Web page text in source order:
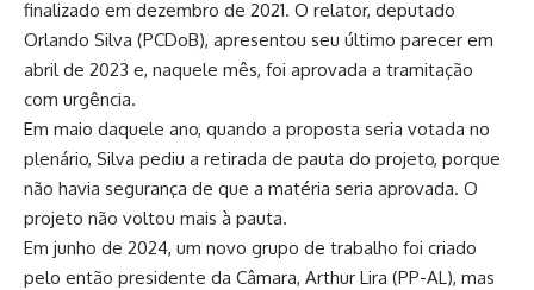
finalizado em dezembro de 2021. O relator, deputado
Orlando Silva (PCDoB), apresentou seu último parecer em
abril de 2023 e, naquele mês, foi aprovada a tramitação
com urgência.
Em maio daquele ano, quando a proposta seria votada no
plenário, Silva pediu a retirada de pauta do projeto, porque
não havia segurança de que a matéria seria aprovada. O
projeto não voltou mais à pauta.
Em junho de 2024, um novo grupo de trabalho foi criado
pelo então presidente da Câmara, Arthur Lira (PP-AL), mas